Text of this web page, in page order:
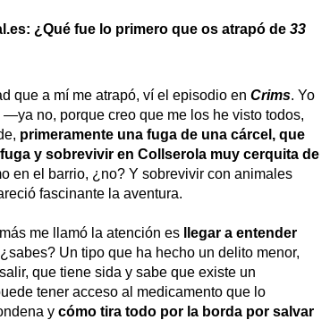
¿Qué fue lo primero que os atrapó de 33
que a mí me atrapó, ví el episodio en Crims. Yo
—ya no, porque creo que me los he visto todos,
primeramente una fuga de una cárcel, que
y sobrevivir en Collserola muy cerquita de
en el barrio, ¿no? Y sobrevivir con animales
fascinante la aventura.
me llamó la atención es
llegar a entender
¿sabes? Un tipo que ha hecho un delito menor,
que tiene sida y sabe que existe un
tener acceso al medicamento que lo
y cómo tira todo por la borda por salvar